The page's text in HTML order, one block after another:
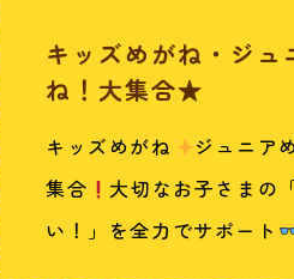
キッズめがね・ジュ
ね！大集合★
キッズめがね ジュニア
集合
大切なお子さまの
い！」を全力でサポート